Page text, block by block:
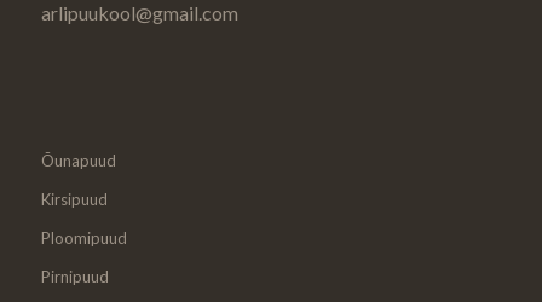
arlipuukool@gmail.com
Õunapuud
Kirsipuud
Ploomipuud
Pirnipuud